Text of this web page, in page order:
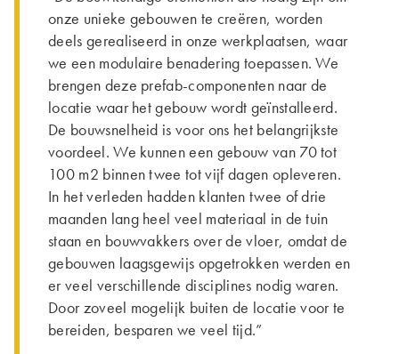
onze unieke gebouwen te creëren, worden
deels gerealiseerd in onze werkplaatsen, waar
we een modulaire benadering toepassen. We
brengen deze prefab-componenten naar de
locatie waar het gebouw wordt geïnstalleerd.
De bouwsnelheid is voor ons het belangrijkste
voordeel. We kunnen een gebouw van 70 tot
100 m2 binnen twee tot vijf dagen opleveren.
In het verleden hadden klanten twee of drie
maanden lang heel veel materiaal in de tuin
staan en bouwvakkers over de vloer, omdat de
gebouwen laagsgewijs opgetrokken werden en
er veel verschillende disciplines nodig waren.
Door zoveel mogelijk buiten de locatie voor te
bereiden, besparen we veel tijd.”